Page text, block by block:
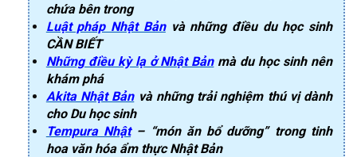
chứa bên trong
Luật pháp Nhật Bảnvà những điều du học sinh
CẦN BIẾT
Những điều kỳ lạ ở Nhật Bảnmà du học sinh nên
khám phá
Akita Nhật Bảnvà những trải nghiệm thú vị dành
cho Du học sinh
Tempura Nhật– “món ăn bổ dưỡng” trong tinh
hoa văn hóa ẩm thực Nhật Bản